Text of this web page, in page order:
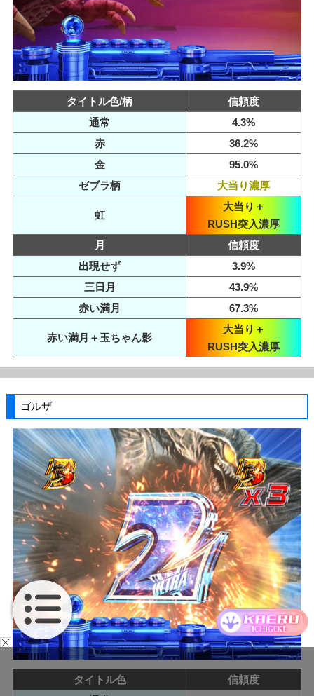
タイトル色/柄
信頼度
通常
4.3%
赤
36.2%
金
95.0%
ゼブラ柄
大当り濃厚
虹
大当り＋
RUSH突入濃厚
月
信頼度
出現せず
3.9%
三日月
43.9%
赤い満月
67.3%
赤い満月＋玉ちゃん影
大当り＋
RUSH突入濃厚
ゴルザ
タイトル色
信頼度